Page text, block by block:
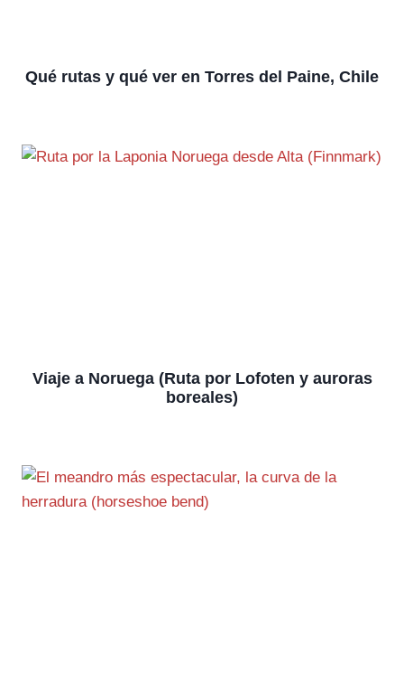
Qué rutas y qué ver en Torres del Paine, Chile
Viaje a Noruega (Ruta por Lofoten y auroras
boreales)